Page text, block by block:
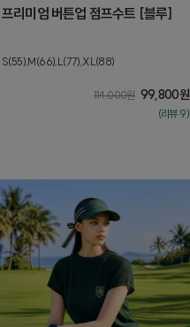
프리미엄 버튼업 점프수트 [블루]
S(55),M(66),L(77),XL(88)
114,000원 99,800원
(리뷰:9)